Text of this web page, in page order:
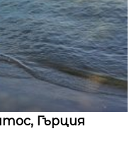
Гърция